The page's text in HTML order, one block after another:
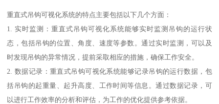
重直式吊钩可视化系统的特点主要包括以下几个方面：
1. 实时监测：重直式吊钩可视化系统能够实时监测吊钩的运行状
态，包括吊钩的位置、角度、速度等参数。通过实时监测，可以及
时发现吊钩的异常情况，提前采取相应的措施，确保工作安全。
2. 数据记录：重直式吊钩可视化系统能够记录吊钩的运行数据，包
括吊钩的起重量、起升高度、工作时间等信息。通过数据记录，可
以进行工作效率的分析和评估，为工作的优化提供参考依据。